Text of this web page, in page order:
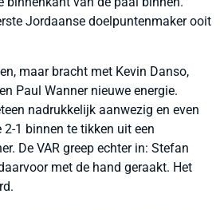
Jordaanse doelpuntenmaker ooit
maar bracht met Kevin Danso,
Paul Wanner nieuwe energie.
nadrukkelijk aanwezig en even
1 binnen te tikken uit een
De VAR greep echter in: Stefan
met de hand geraakt. Het